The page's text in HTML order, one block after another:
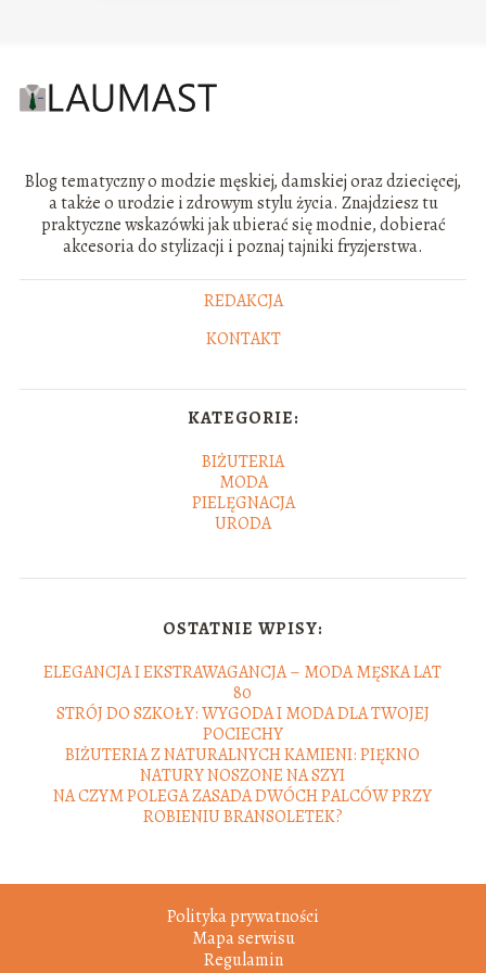
Blog tematyczny o modzie męskiej, damskiej oraz dziecięcej,
a także o urodzie i zdrowym stylu życia. Znajdziesz tu
praktyczne wskazówki jak ubierać się modnie, dobierać
akcesoria do stylizacji i poznaj tajniki fryzjerstwa.
REDAKCJA
KONTAKT
KATEGORIE:
BIŻUTERIA
MODA
PIELĘGNACJA
URODA
OSTATNIE WPISY:
ELEGANCJA I EKSTRAWAGANCJA – MODA MĘSKA LAT
80
STRÓJ DO SZKOŁY: WYGODA I MODA DLA TWOJEJ
POCIECHY
BIŻUTERIA Z NATURALNYCH KAMIENI: PIĘKNO
NATURY NOSZONE NA SZYI
NA CZYM POLEGA ZASADA DWÓCH PALCÓW PRZY
ROBIENIU BRANSOLETEK?
Polityka prywatności
Mapa serwisu
Regulamin